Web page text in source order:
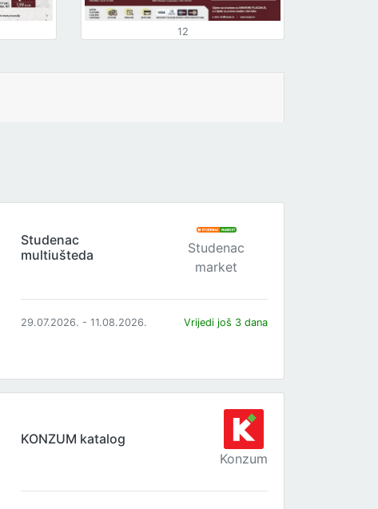
12
Studenac
multiušteda
Studenac
market
29.07.2026. - 11.08.2026. Vrijedi još 3 dana
KONZUM katalog
Konzum